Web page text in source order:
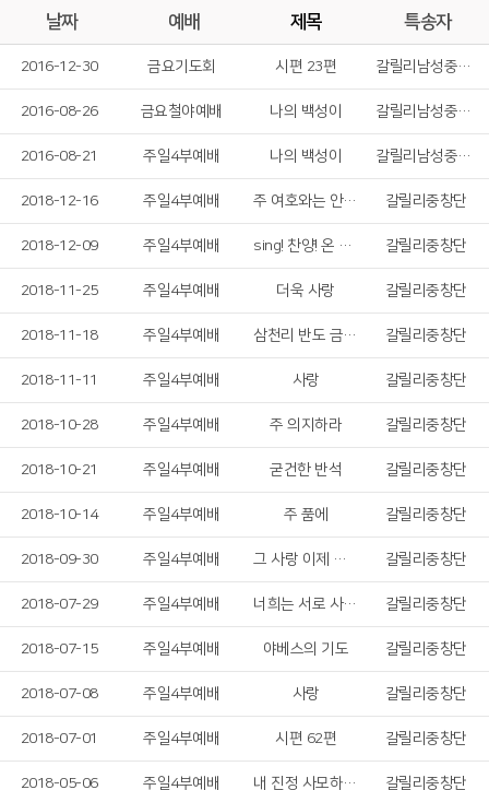
날짜 예배 제목 특송자
2016-12-30 금요기도회 시편 23편 갈릴리남성중창단
2016-08-26 금요철야예배 나의 백성이 갈릴리남성중창단
2016-08-21 주일4부예배 나의 백성이 갈릴리남성중창단
2018-12-16 주일4부예배 주 여호와는 안식처 갈릴리중창단
2018-12-09 주일4부예배 sing! 찬양! 온 세상 만드신 주 갈릴리중창단
2018-11-25 주일4부예배 더욱 사랑 갈릴리중창단
2018-11-18 주일4부예배 삼천리 반도 금수강산 갈릴리중창단
2018-11-11 주일4부예배 사랑 갈릴리중창단
2018-10-28 주일4부예배 주 의지하라 갈릴리중창단
2018-10-21 주일4부예배 굳건한 반석 갈릴리중창단
2018-10-14 주일4부예배 주 품에 갈릴리중창단
2018-09-30 주일4부예배 그 사랑 이제 난 알았네 갈릴리중창단
2018-07-29 주일4부예배 너희는 서로 사랑하라 갈릴리중창단
2018-07-15 주일4부예배 야베스의 기도 갈릴리중창단
2018-07-08 주일4부예배 사랑 갈릴리중창단
2018-07-01 주일4부예배 시편 62편 갈릴리중창단
2018-05-06 주일4부예배 내 진정 사모하는 & 예수는 참 포도나무 갈릴리중창단